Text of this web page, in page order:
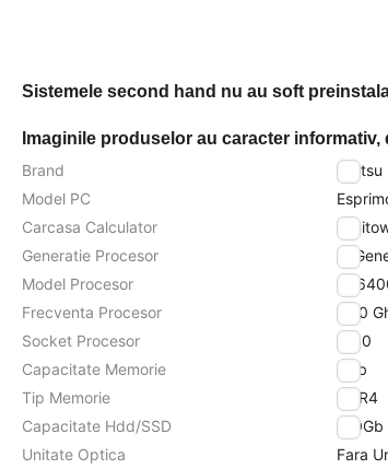
Sistemele second hand nu au soft
Imaginile produselor au caracter
Brand
Fujitsu
Model PC
Carcasa Calculator
Generatie Procesor
i5
Model Procesor
i5-
Frecventa Procesor
2.70
Socket Procesor
1150
Capacitate Memorie
8Gb
Tip Memorie
DDR4
Capacitate Hdd/SSD
120Gb
Unitate Optica
Fara